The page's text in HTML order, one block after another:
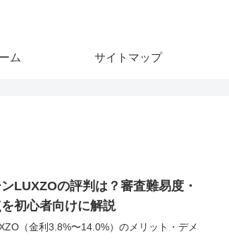
ム サイトマップ
LUXZOの評判は？審査難易度・
初心者向けに解説
（金利3.8%〜14.0%）のメリット・デメ